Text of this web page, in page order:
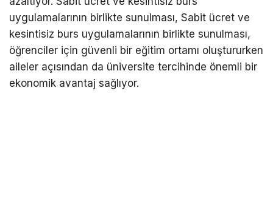
uygulamalarının birlikte sunulması, Sabit ücret ve
kesintisiz burs uygulamalarının birlikte sunulması,
öğrenciler için güvenli bir eğitim ortamı oluştururken
aileler açısından da üniversite tercihinde önemli bir
ekonomik avantaj sağlıyor.